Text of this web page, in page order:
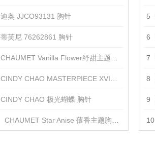
迪奥 JJCO93131 胸针
蒂芙尼 76262861 胸针
CHAUMET Vanilla Flower纾甜主题胸针 胸针
CINDY CHAO MASTERPIECE XVI金黄羽饰 胸针
CINDY CHAO 极光蝴蝶 胸针
CHAUMET Star Anise 蘹香主题胸针 胸针
5
6
7
8
9
10